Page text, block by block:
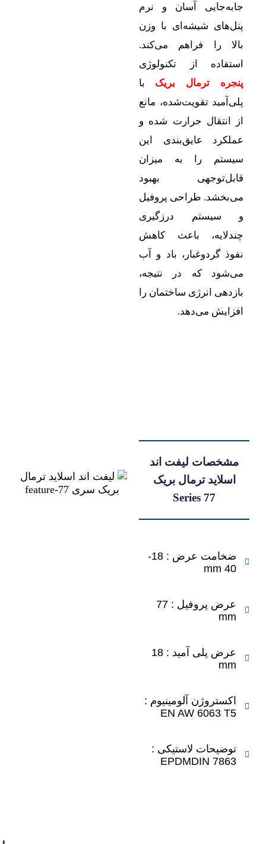
آسان و نرم
شیشه‌ای با وزن
را فراهم می‌کند.
از تکنولوژی
ترمال بریکبا
تقویت‌شده، مانع
حرارت شده و
عایق‌بندی این
را به میزان
بهبود
طراحی پروفیل
درزگیری
باعث کاهش
گردوغبار، باد و آب
که در نتیجه،
انرژی ساختمان را
می‌دهد.
لیفت اند
ترمال بریک
Series 77
ضخامت عرض : 18-
عرض پروفیل : 77
عرض پلی آمید : 18
آلومینیوم :
EN AW 6063
لاستیکی :
EPDMDIN